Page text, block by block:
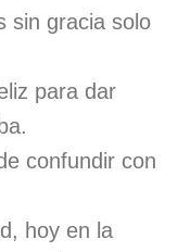
sin gracia solo
para dar
confundir con
hoy en la